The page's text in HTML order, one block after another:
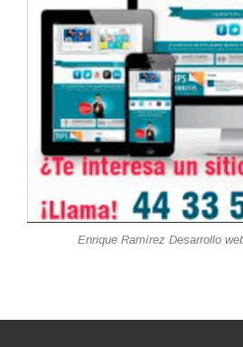
Enrique Ramírez Desarrollo